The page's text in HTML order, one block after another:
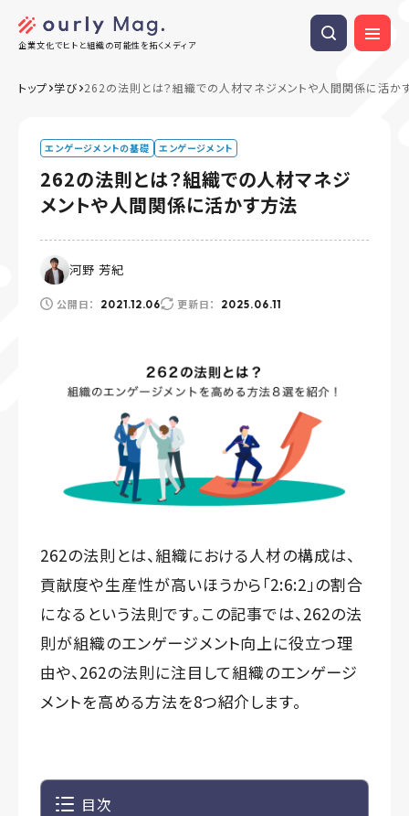
企業文化でヒトと組織の可能性を拓くメディア
トップ 学び 262の法則とは？組織での人材マネジメントや人間関係に活か
エンゲージメントの基礎 エンゲージメント
262の法則とは？組織での人材マネジ
メントや人間関係に活かす方法
河野 芳紀
公開日： 2021.12.06 更新日： 2025.06.11
262の法則とは、組織における人材の構成は、
貢献度や生産性が高いほうから「2:6:2」の割合
になるという法則です。この記事では、262の法
則が組織のエンゲージメント向上に役立つ理
由や、262の法則に注目して組織のエンゲージ
メントを高める方法を8つ紹介します。
目次